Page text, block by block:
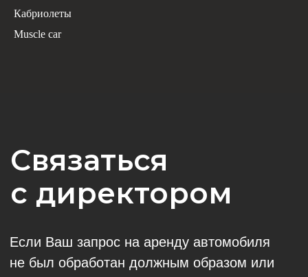
Кабриолеты
Muscle car